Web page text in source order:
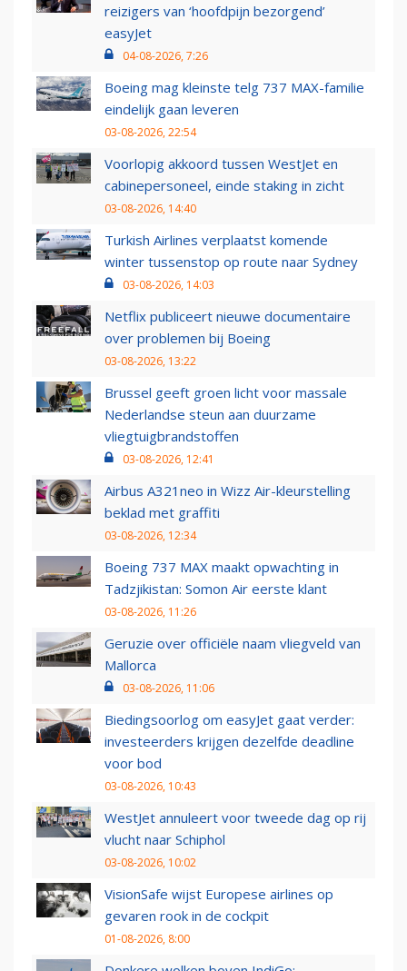
reizigers van ‘hoofdpijn bezorgend’
easyJet
04-08-2026, 7:26
Boeing mag kleinste telg 737 MAX-familie
eindelijk gaan leveren
03-08-2026, 22:54
Voorlopig akkoord tussen WestJet en
cabinepersoneel, einde staking in zicht
03-08-2026, 14:40
Turkish Airlines verplaatst komende
winter tussenstop op route naar Sydney
03-08-2026, 14:03
Netflix publiceert nieuwe documentaire
over problemen bij Boeing
03-08-2026, 13:22
Brussel geeft groen licht voor massale
Nederlandse steun aan duurzame
vliegtuigbrandstoffen
03-08-2026, 12:41
Airbus A321neo in Wizz Air-kleurstelling
beklad met graffiti
03-08-2026, 12:34
Boeing 737 MAX maakt opwachting in
Tadzjikistan: Somon Air eerste klant
03-08-2026, 11:26
Geruzie over officiële naam vliegveld van
Mallorca
03-08-2026, 11:06
Biedingsoorlog om easyJet gaat verder:
investeerders krijgen dezelfde deadline
voor bod
03-08-2026, 10:43
WestJet annuleert voor tweede dag op rij
vlucht naar Schiphol
03-08-2026, 10:02
VisionSafe wijst Europese airlines op
gevaren rook in de cockpit
01-08-2026, 8:00